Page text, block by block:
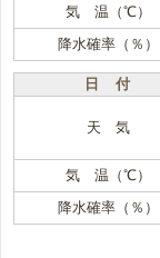
気 温（℃）
降水確率（％）
日 付
天 気
気 温（℃）
降水確率（％）